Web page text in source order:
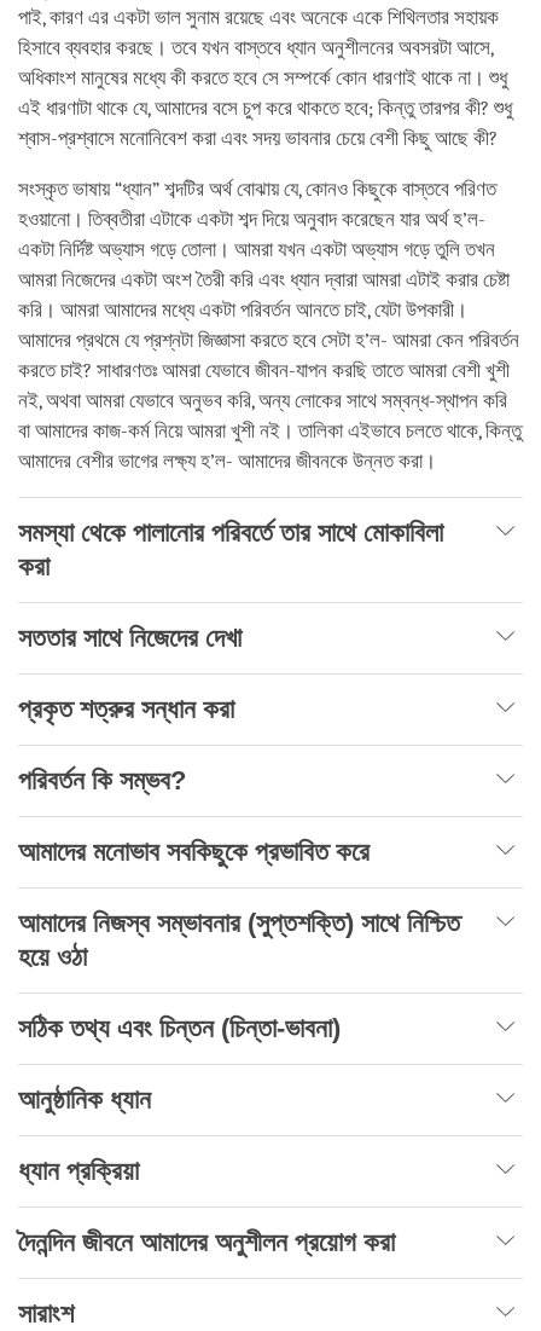
পাই, কারণ এর একটা ভাল সুনাম রয়েছে এবং অনেকে একে শিথিলতার সহায়ক
হিসাবে ব্যবহার করছে। তবে যখন বাস্তবে ধ্যান অনুশীলনের অবসরটা আসে,
অধিকাংশ মানুষের মধ্যে কী করতে হবে সে সম্পর্কে কোন ধারণাই থাকে না। শুধু
এই ধারণাটা থাকে যে, আমাদের বসে চুপ করে থাকতে হবে; কিন্তু তারপর কী? শুধু
শ্বাস-প্রশ্বাসে মনোনিবেশ করা এবং সদয় ভাবনার চেয়ে বেশী কিছু আছে কী?
সংস্কৃত ভাষায় “ধ্যান” শব্দটির অর্থ বোঝায় যে, কোনও কিছুকে বাস্তবে পরিণত
হওয়ানো। তিব্বতীরা এটাকে একটা শব্দ দিয়ে অনুবাদ করেছেন যার অর্থ হ’ল-
একটা নির্দিষ্ট অভ্যাস গড়ে তোলা। আমরা যখন একটা অভ্যাস গড়ে তুলি তখন
আমরা নিজেদের একটা অংশ তৈরী করি এবং ধ্যান দ্বারা আমরা এটাই করার চেষ্টা
করি। আমরা আমাদের মধ্যে একটা পরিবর্তন আনতে চাই, যেটা উপকারী।
আমাদের প্রথমে যে প্রশ্নটা জিজ্ঞাসা করতে হবে সেটা হ’ল- আমরা কেন পরিবর্তন
করতে চাই? সাধারণতঃ আমরা যেভাবে জীবন-যাপন করছি তাতে আমরা বেশী খুশী
নই, অথবা আমরা যেভাবে অনুভব করি, অন্য লোকের সাথে সম্বন্ধ-স্থাপন করি
বা আমাদের কাজ-কর্ম নিয়ে আমরা খুশী নই। তালিকা এইভাবে চলতে থাকে, কিন্তু
আমাদের বেশীর ভাগের লক্ষ্য হ’ল- আমাদের জীবনকে উন্নত করা।
সমস্যা থেকে পালানোর পরিবর্তে তার সাথে মোকাবিলা
করা
সততার সাথে নিজেদের দেখা
প্রকৃত শত্রুর সন্ধান করা
পরিবর্তন কি সম্ভব?
আমাদের মনোভাব সবকিছুকে প্রভাবিত করে
আমাদের নিজস্ব সম্ভাবনার (সুপ্তশক্তি) সাথে নিশ্চিত
হয়ে ওঠা
সঠিক তথ্য এবং চিন্তন (চিন্তা-ভাবনা)
আনুষ্ঠানিক ধ্যান
ধ্যান প্রক্রিয়া
দৈনন্দিন জীবনে আমাদের অনুশীলন প্রয়োগ করা
সারাংশ